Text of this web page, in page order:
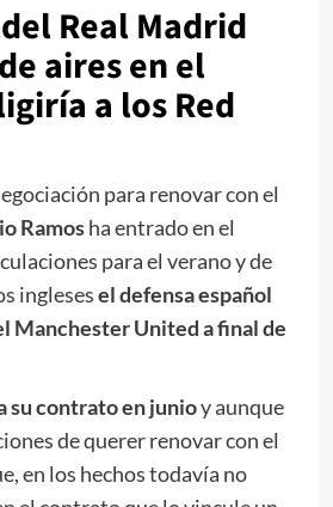
Real Madrid
aires en el
a los Red
para renovar con el
Ramosha entrado en el
para el verano y de
inglesesel defensa español
Manchester United a final de
su contrato en junioy aunque
de querer renovar con el
en los hechos todavía no